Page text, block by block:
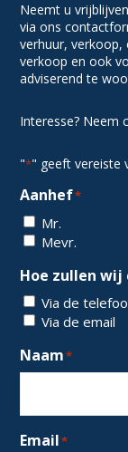
Neemt u
via ons
verhuur, verkoop,
verkoop en ook
adviserend te
Interesse? Neem
"*" geeft vereiste
Aanhef*
Mr.
Mevr.
Hoe zullen wij
Via de
Via de email
Naam*
Email*